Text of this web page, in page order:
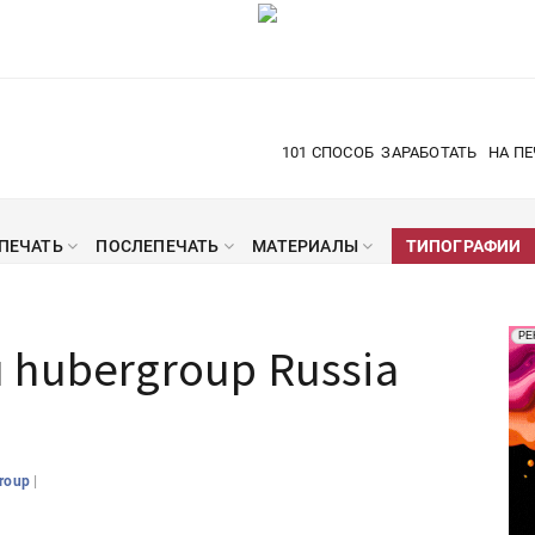
101 СПОСОБ ЗАРАБОТАТЬ НА
ПЕЧАТЬ ПОСЛЕПЕЧАТЬ МАТЕРИАЛЫ ТИПОГРАФИИ
Russia
|